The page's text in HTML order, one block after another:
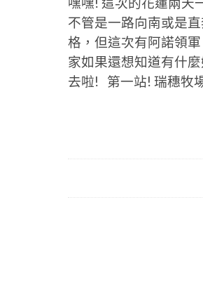
不管是一路向南或是
格，但這次有阿諾領
家如果還想知道有什
去啦! 第一站! 瑞穗牧